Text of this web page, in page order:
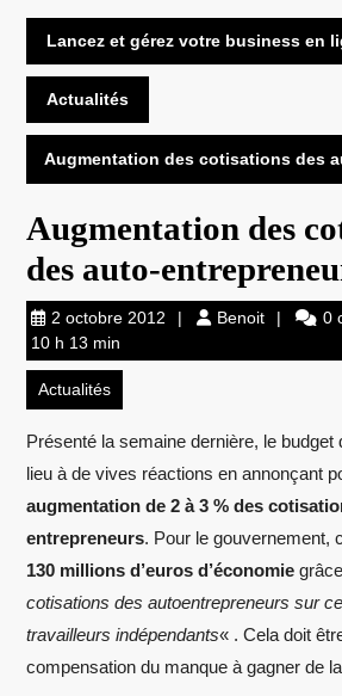
le
menu
Lancez et gérez votre business en
Actualités
Augmentation des cotisations des
Augmentation des
des auto-
2 octobre 2012
2012
BenoitBenoit
0
10 h 13 min
Actualités
Présenté la semaine dernière, le budget
lieu à de vives réactions en annonçant
augmentation de 2 à 3 % des
entrepreneurs. Pour le gouvernement,
130 millions d’euros d’économie
cotisations des autoentrepreneurs sur
travailleurs indépendants« . Cela doit
compensation du manque à gagner de